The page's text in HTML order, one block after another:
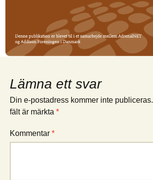
Lämna ett svar
Din e-postadress kommer inte publiceras.
fält är märkta *
Kommentar *